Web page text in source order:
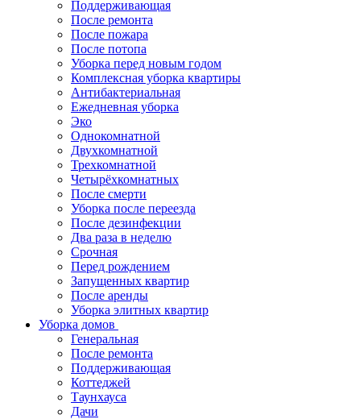
Поддерживающая
После ремонта
После пожара
После потопа
Уборка перед новым годом
Комплексная уборка квартиры
Антибактериальная
Ежедневная уборка
Эко
Однокомнатной
Двухкомнатной
Трехкомнатной
Четырёхкомнатных
После смерти
Уборка после переезда
После дезинфекции
Два раза в неделю
Срочная
Перед рождением
Запущенных квартир
После аренды
Уборка элитных квартир
Уборка домов
Генеральная
После ремонта
Поддерживающая
Коттеджей
Таунхауса
Дачи